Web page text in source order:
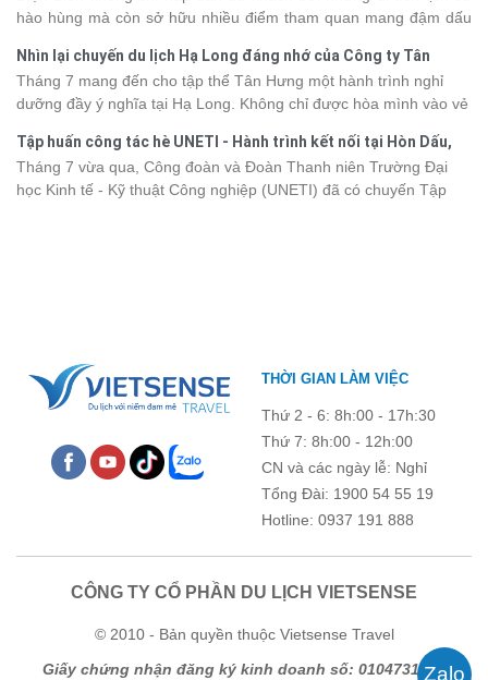
2026 từ 3 - 6 sao, giúp bạn dễ dàng so sánh và tìm được hành
trình phù hợp với nhu cầu cũng như ngân sách.
hào hùng mà còn sở hữu nhiều điểm tham quan mang đậm dấu
phá vùng đất này, việc cập nhật trước giá vé sẽ giúp bạn chủ
động hơn trong lịch trình và chi phí. Cùng Vietsense Travel tham
khảo bảng giá vé tham quan các điểm du lịch Điện Biênmới nhất
năm 2026 ngay dưới đây.
Nhìn lại chuyến du lịch Hạ Long đáng nhớ của Công ty Tân
Hưng 2026
Tháng 7 mang đến cho tập thể Tân Hưng một hành trình nghỉ
dưỡng đầy ý nghĩa tại Hạ Long. Không chỉ được hòa mình vào vẻ
kết, sẻ chia và lưu giữ nhiều khoảnh khắc đáng nhớ. Hãy cùng
nhìn lại chuyến đi ngập tràn niềm vui và những trải nghiệm khó
quên.
Tập huấn công tác hè UNETI - Hành trình kết nối tại Hòn Dấu,
Đồ Sơn
Tháng 7 vừa qua, Công đoàn và Đoàn Thanh niên Trường Đại
học Kinh tế - Kỹ thuật Công nghiệp (UNETI) đã có chuyến Tập
THỜI GIAN LÀM VIỆC
Thứ 2 - 6: 8h:00 - 17h:30
Thứ 7: 8h:00 - 12h:00
CN và các ngày lễ: Nghỉ
Tổng Đài: 1900 54 55 19
Hotline: 0937 191 888
CÔNG TY CỔ PHẦN DU LỊCH VIETSENSE
© 2010 - Bản quyền thuộc Vietsense Travel
Giấy chứng nhận đăng ký kinh doanh số: 0104731205